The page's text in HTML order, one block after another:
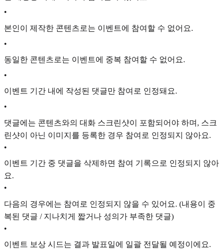
•
본인이 제작한 콘텐츠로는 이벤트에 참여할 수 없어요.
•
동일한 콘텐츠로는 이벤트에 중복 참여할 수 없어요.
•
이벤트 기간 내에 작성된 댓글만 참여로 인정돼요.
•
댓글에는 콘텐츠와의 대화 스크린샷이 포함되어야 하며, 스크
린샷이 아닌 이미지를 등록한 경우 참여로 인정되지 않아요.
•
이벤트 기간 중 댓글을 삭제하면 참여 기록으로 인정되지 않아
요.
•
다음의 경우에는 참여로 인정되지 않을 수 있어요. (내용이 중
복된 댓글 / 지나치게 짧거나 성의가 부족한 댓글)
•
이벤트 보상 시드는 결과 발표일에 일괄 전달될 예정이에요.